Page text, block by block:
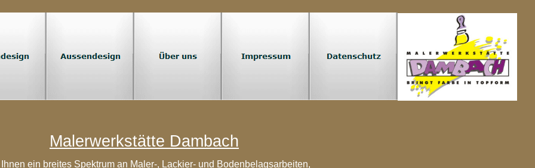
ein breites Spektrum an Maler-, Lackier- und Bodenbelagsarbeiten,
Malerwerkstätte Dambach